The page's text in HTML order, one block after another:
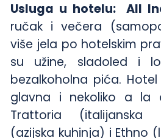
Usluga u hotelu:All
ručak i večera
više jela po hotelskim
su užine, sladoled i
bezalkoholna pića.
glavna i nekoliko a la
Trattoria (italijanska
(azijska kuhinja) i Ethno